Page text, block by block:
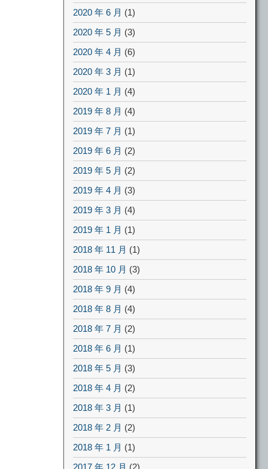
2020 年 6 月 (1)
2020 年 5 月 (3)
2020 年 4 月 (6)
2020 年 3 月 (1)
2020 年 1 月 (4)
2019 年 8 月 (4)
2019 年 7 月 (1)
2019 年 6 月 (2)
2019 年 5 月 (2)
2019 年 4 月 (3)
2019 年 3 月 (4)
2019 年 1 月 (1)
2018 年 11 月 (1)
2018 年 10 月 (3)
2018 年 9 月 (4)
2018 年 8 月 (4)
2018 年 7 月 (2)
2018 年 6 月 (1)
2018 年 5 月 (3)
2018 年 4 月 (2)
2018 年 3 月 (1)
2018 年 2 月 (2)
2018 年 1 月 (1)
2017 年 12 月 (2)